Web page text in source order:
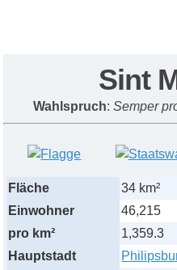
Sint
Wahlspruch: Semper
Fläche
34 km²
Einwohner
46,215
pro km²
1,359.3
Hauptstadt